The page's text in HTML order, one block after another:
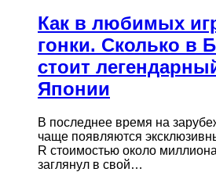
Как в любимых
гонки. Сколько в
стоит
Японии
В последнее время на
чаще появляются
R стоимостью около
заглянул в свой…